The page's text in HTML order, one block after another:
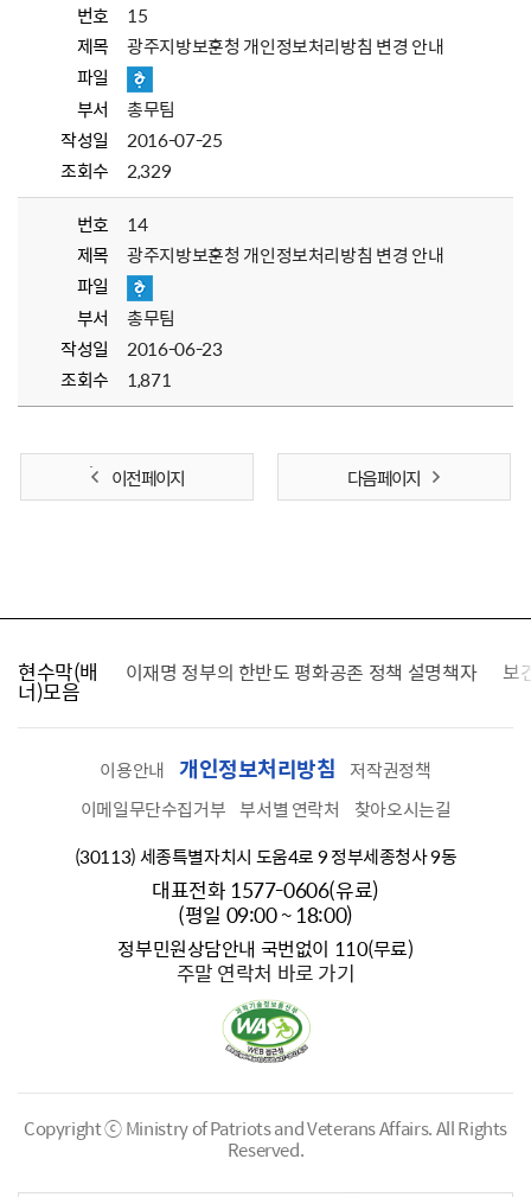
번호
15
제목
광주지방보훈청 개인정보처리방침 변경 안내
파일
부서
총무팀
작성일
2016-07-25
조회수
2,329
번호
14
제목
광주지방보훈청 개인정보처리방침 변경 안내
파일
부서
총무팀
작성일
2016-06-23
조회수
1,871
이전 페이지 다음 페이지
현수막(배
너)모음
찾습니다 이재명 정부의 한반도 평화공존 정책 설명책자 보
이용안내 개인정보처리방침
저작권정책
이메일무단수집거부 부서별 연락처
찾아오시는길
(30113) 세종특별자치시 도움4로 9 정부세종청사 9동
대표전화 1577-0606(유료)
(평일 09:00 ~ 18:00)
정부민원상담안내 국번없이 110(무료)
주말 연락처 바로 가기
Copyright ⓒ Ministry of Patriots and Veterans Affairs.All Rights
Reserved.